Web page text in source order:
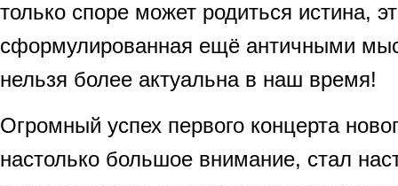
только споре может родиться истина,
сформулированная ещё античными
нельзя более актуальна в наш время!
Огромный успех первого концерта
настолько большое внимание, стал